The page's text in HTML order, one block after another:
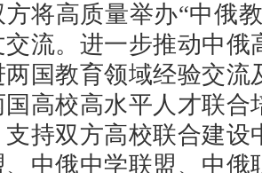
方将高质量举办“中俄
交流。进一步推动中
两国教育领域经验交
国高校高水平人才联
支持双方高校联合建
、中俄中学联盟、中